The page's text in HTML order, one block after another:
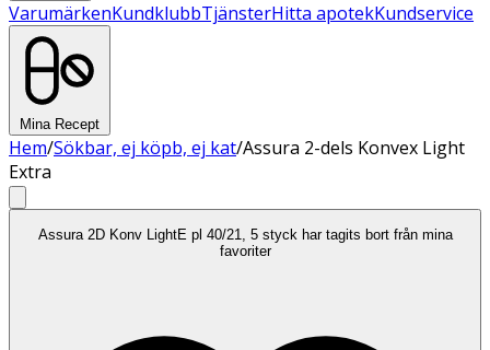
VarumärkenKundklubbTjänsterHitta apotekKundservice
Mina Recept
Hem/Sökbar, ej köpb, ej kat/Assura 2-dels Konvex Light
Extra
Assura 2D Konv LightE pl 40/21, 5 styck har tagits bort från mina
favoriter